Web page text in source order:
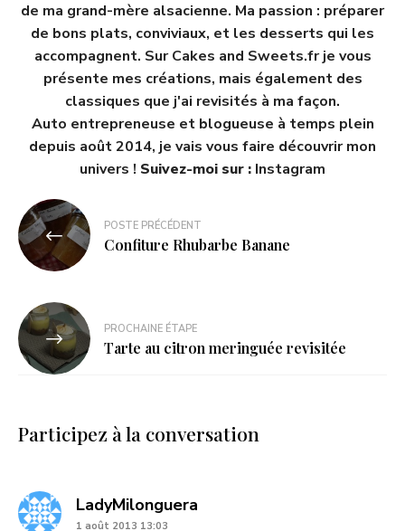
de ma grand-mère alsacienne. Ma passion : préparer
de bons plats, conviviaux, et les desserts qui les
accompagnent. Sur Cakes and Sweets.fr je vous
présente mes créations, mais également des
classiques que j'ai revisités à ma façon.
Auto entrepreneuse et blogueuse à temps plein
depuis août 2014, je vais vous faire découvrir mon
univers ! Suivez-moi sur : Instagram
POSTE PRÉCÉDENT
Confiture Rhubarbe Banane
PROCHAINE ÉTAPE
Tarte au citron meringuée revisitée
Participez à la conversation
LadyMilonguera
1 août 2013 13:03